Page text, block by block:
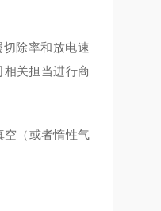
除率和放电速
相关担当进行商
空（或者惰性气